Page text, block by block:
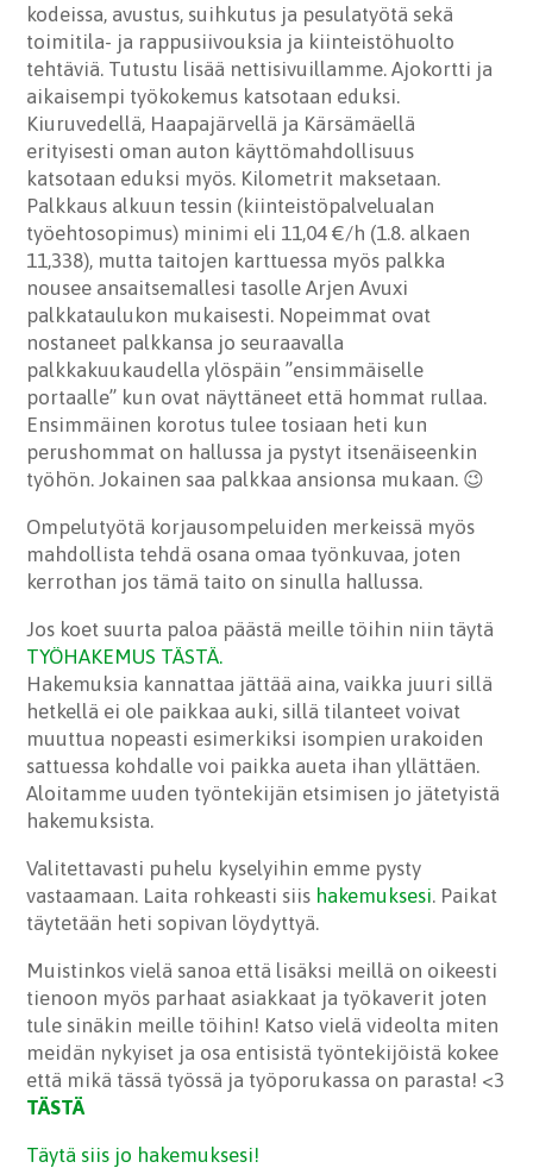
kodeissa, avustus, suihkutus ja pesulatyötä sekä
toimitila- ja rappusiivouksia ja kiinteistöhuolto
tehtäviä. Tutustu lisää nettisivuillamme. Ajokortti ja
aikaisempi työkokemus katsotaan eduksi.
Kiuruvedellä, Haapajärvellä ja Kärsämäellä
erityisesti oman auton käyttömahdollisuus
katsotaan eduksi myös. Kilometrit maksetaan.
Palkkaus alkuun tessin (kiinteistöpalvelualan
työehtosopimus) minimi eli 11,04 €/h (1.8. alkaen
11,338), mutta taitojen karttuessa myös palkka
nousee ansaitsemallesi tasolle Arjen Avuxi
palkkataulukon mukaisesti. Nopeimmat ovat
nostaneet palkkansa jo seuraavalla
palkkakuukaudella ylöspäin ”ensimmäiselle
portaalle” kun ovat näyttäneet että hommat rullaa.
Ensimmäinen korotus tulee tosiaan heti kun
perushommat on hallussa ja pystyt itsenäiseenkin
työhön. Jokainen saa palkkaa ansionsa mukaan. 😉
Ompelutyötä korjausompeluiden merkeissä myös
mahdollista tehdä osana omaa työnkuvaa, joten
kerrothan jos tämä taito on sinulla hallussa.
Jos koet suurta paloa päästä meille töihin niin täytä
TYÖHAKEMUS TÄSTÄ.
Hakemuksia kannattaa jättää aina, vaikka juuri sillä
hetkellä ei ole paikkaa auki, sillä tilanteet voivat
muuttua nopeasti esimerkiksi isompien urakoiden
sattuessa kohdalle voi paikka aueta ihan yllättäen.
Aloitamme uuden työntekijän etsimisen jo jätetyistä
hakemuksista.
Valitettavasti puhelu kyselyihin emme pysty
vastaamaan. Laita rohkeasti siis hakemuksesi. Paikat
täytetään heti sopivan löydyttyä.
Muistinkos vielä sanoa että lisäksi meillä on oikeesti
tienoon myös parhaat asiakkaat ja työkaverit joten
tule sinäkin meille töihin! Katso vielä videolta miten
meidän nykyiset ja osa entisistä työntekijöistä kokee
että mikä tässä työssä ja työporukassa on parasta! <3
TÄSTÄ
Täytä siis jo hakemuksesi!